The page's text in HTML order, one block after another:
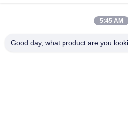
5:45 AM
Good day, what product are you